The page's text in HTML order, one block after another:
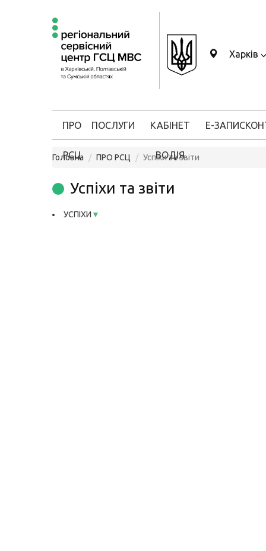
Харків
ПРО
РСЦ
ПОСЛУГИ КАБІНЕТ
ВОДІЯ
Е-ЗАПИС
Головна ПРО РСЦ Успіхи та звіти
Успіхи та звіти
УСПІХИ ▼